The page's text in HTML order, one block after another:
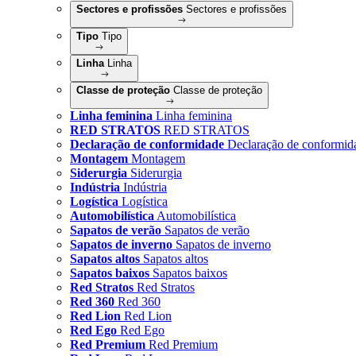
Sectores e profissões Sectores e profissões
Tipo Tipo
Linha Linha
Classe de proteção Classe de proteção
Linha feminina Linha feminina
RED STRATOS RED STRATOS
Declaração de conformidade Declaração de
Montagem Montagem
Siderurgia Siderurgia
Indústria Indústria
Logística Logística
Automobilística Automobilística
Sapatos de verão Sapatos de verão
Sapatos de inverno Sapatos de inverno
Sapatos altos Sapatos altos
Sapatos baixos Sapatos baixos
Red Stratos Red Stratos
Red 360 Red 360
Red Lion Red Lion
Red Ego Red Ego
Red Premium Red Premium